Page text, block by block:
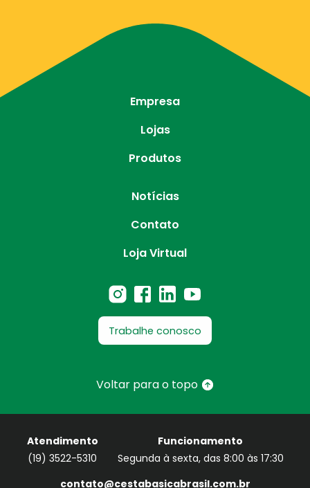
Empresa
Lojas
Produtos
Notícias
Contato
Loja Virtual
Trabalhe conosco
Voltar para o topo
Atendimento
(19) 3522-5310
Funcionamento
Segunda à sexta, das 8:00 às 17:30
contato@cestabasicabrasil.com.br